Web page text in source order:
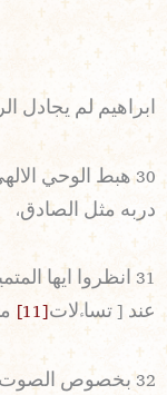
ابراهيم لم يجادل
30 هبط الوحي
دربه مثل الصادق،
31 انظروا ايها
عند [ تساءلات [11]
32 بخصوص الصوت